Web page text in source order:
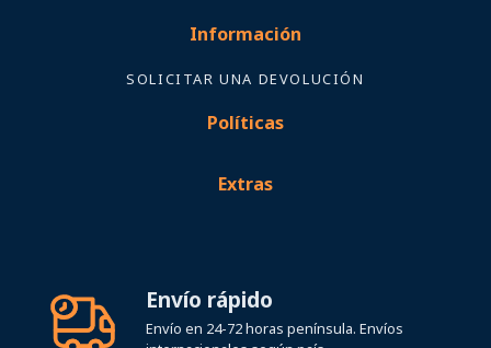
SOLICITAR UNA DEVOLUCIÓN
Políticas
Envío en 24-72 horas península. Envíos
internacionales según país